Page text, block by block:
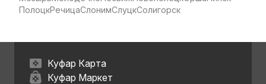
ПолоцкРечицаСлонимСлуцкСолигорск
Куфар Карта
Куфар Маркет